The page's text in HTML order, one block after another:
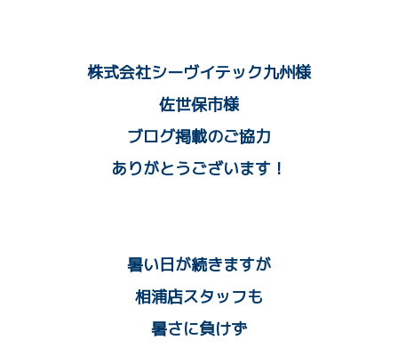
株式会社シーヴイテック九州様
佐世保市様
ブログ掲載のご協力
ありがとうございます！
暑い日が続きますが
相浦店スタッフも
暑さに負けず